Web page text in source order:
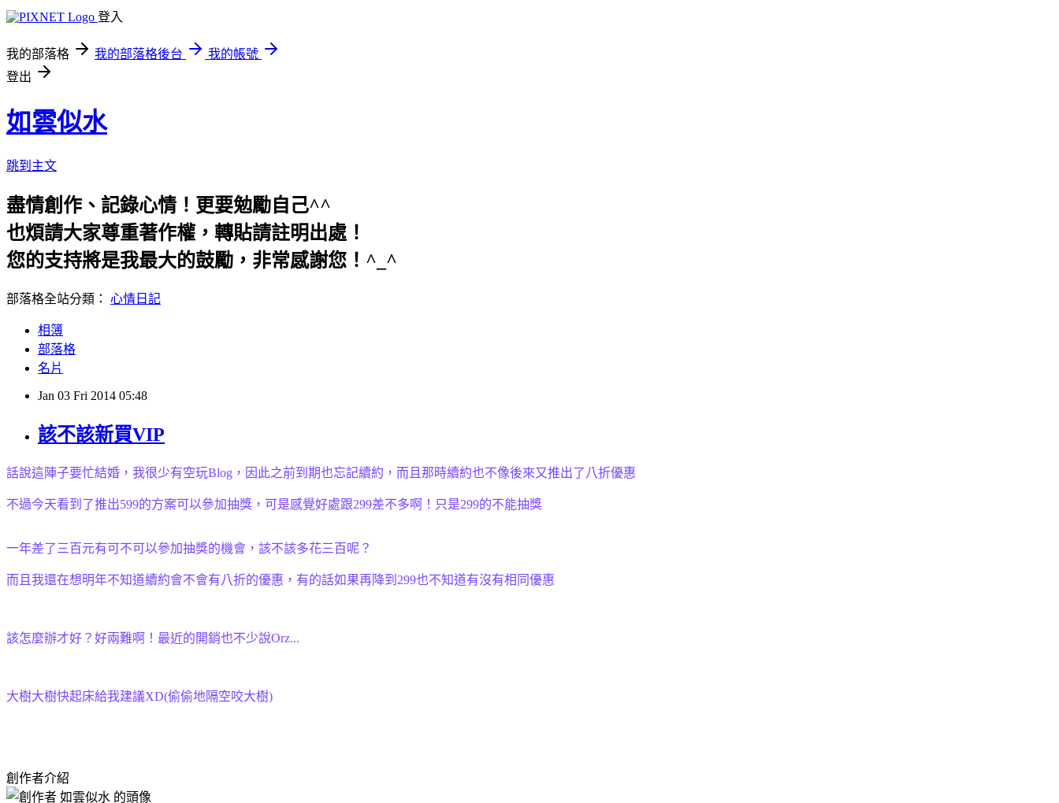
登入
我的部落格 我的部落格後台
我的帳號
登出
如雲似水
跳到主文
盡情創作、記錄心情！更要勉勵自己^^
也煩請大家尊重著作權，轉貼請註明出處！
您的支持將是我最大的鼓勵，非常感謝您！^_^
部落格全站分類： 心情日記
相簿
部落格
名片
Jan 03 Fri 2014 05:48
該不該新買VIP
話說這陣子要忙結婚，我很少有空玩Blog，因此之前到期也忘記續約，而且那時續約也不像後來又推出了八折優惠
不過今天看到了推出599的方案可以參加抽獎，可是感覺好處跟299差不多啊！ 只是299的不能抽獎
一年差了三百元有可不可以參加抽獎的機會，該不該多花三百呢？
而且我還在想明年不知道續約會不會有八折的優惠，有的話如果再降到299也不知道有沒有相同優惠
該怎麼辦才好？好兩難啊！最近的開銷也不少說Orz...
大樹大樹快起床給我建議XD(偷偷地隔空咬大樹)
創作者介紹